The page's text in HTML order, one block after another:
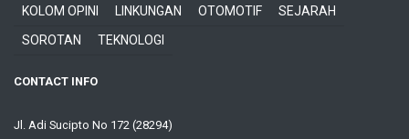
KOLOM OPINI
LINKUNGAN OTOMOTIF
SEJARAH
SOROTAN
TEKNOLOGI
CONTACT INFO
Jl. Adi Sucipto No 172 (28294)